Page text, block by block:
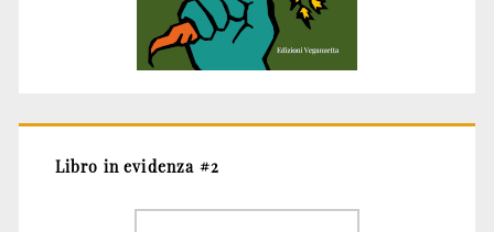
Libro in evidenza #2